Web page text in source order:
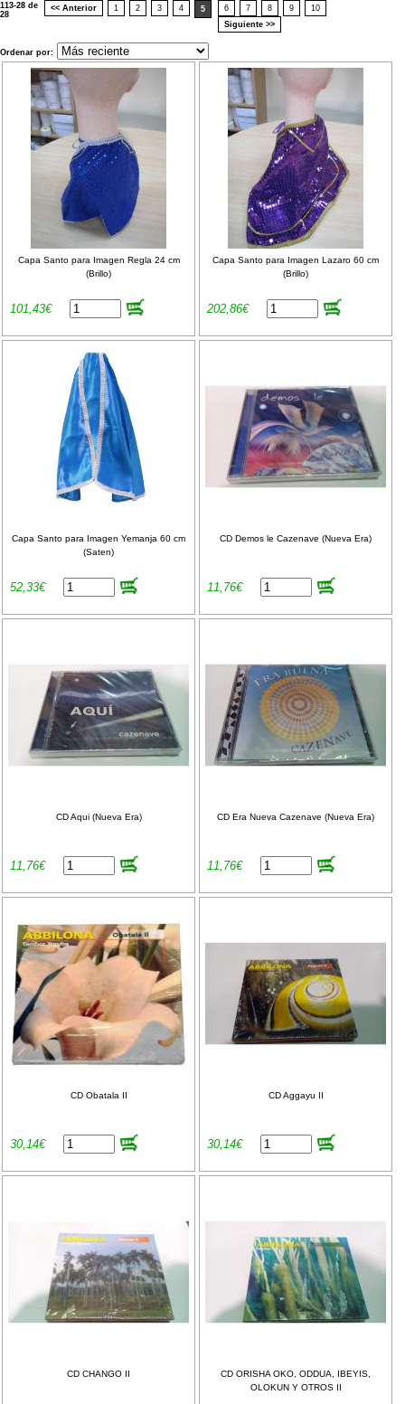
113-28 de
28
<< Anterior 1 2 3 4 5 6 7 8 9
10
Siguiente >>
Ordenar por:
Capa Santo para Imagen Regla 24 cm
(Brillo)
101,43€
Capa Santo para Imagen Lazaro 60 cm
(Brillo)
202,86€
Capa Santo para Imagen Yemanja 60 cm
(Saten)
52,33€
CD Demos le Cazenave (Nueva Era)
11,76€
CD Aqui (Nueva Era)
11,76€
CD Era Nueva Cazenave (Nueva Era)
11,76€
CD Obatala II
30,14€
CD Aggayu II
30,14€
CD CHANGO II
CD ORISHA OKO, ODDUA, IBEYIS,
OLOKUN Y OTROS II